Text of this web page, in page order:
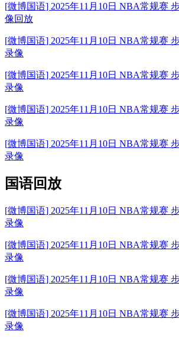
[微博国语] 2025年11月10日 NBA常规赛
像回放
[微博国语] 2025年11月10日 NBA常规赛
录像
[微博国语] 2025年11月10日 NBA常规赛
录像
[微博国语] 2025年11月10日 NBA常规赛
录像
[微博国语] 2025年11月10日 NBA常规赛
录像
国语回放
[微博国语] 2025年11月10日 NBA常规赛
录像
[微博国语] 2025年11月10日 NBA常规赛
录像
[微博国语] 2025年11月10日 NBA常规赛
录像
[微博国语] 2025年11月10日 NBA常规赛
录像